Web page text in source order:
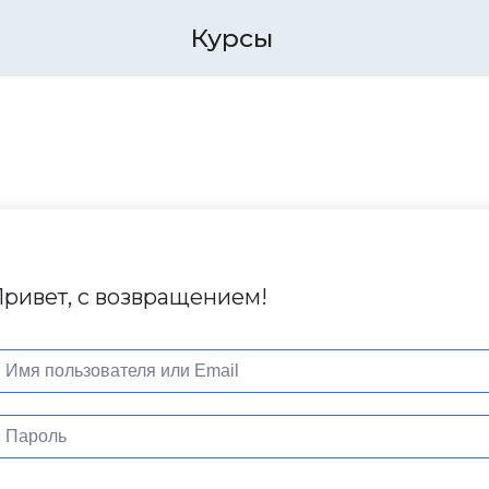
Курсы
с возвращением!